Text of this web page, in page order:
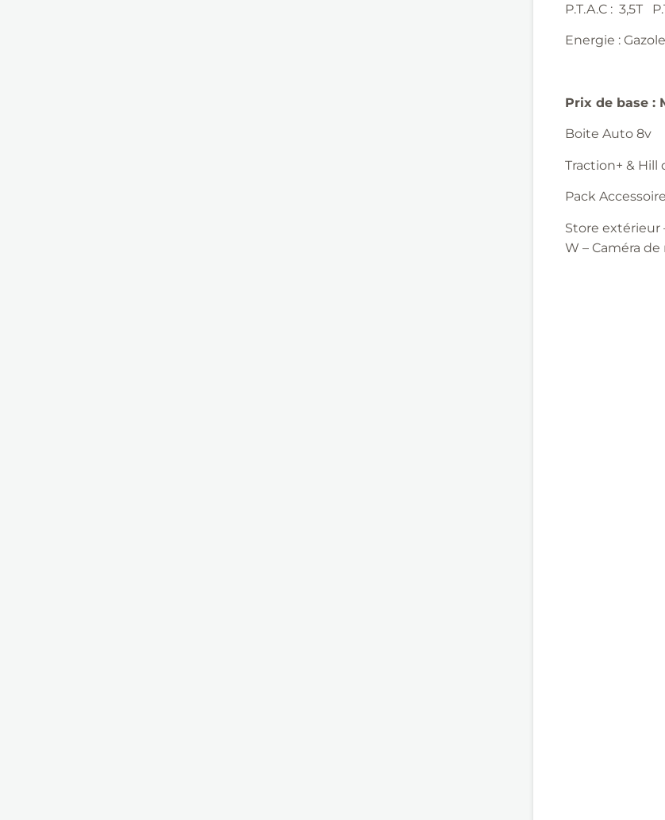
P.T.A.C : 3,5T
Energie : Gazole
Prix de base :
Boite Auto 8v
Traction+ & Hill
Pack
Store extérieur
W – Caméra